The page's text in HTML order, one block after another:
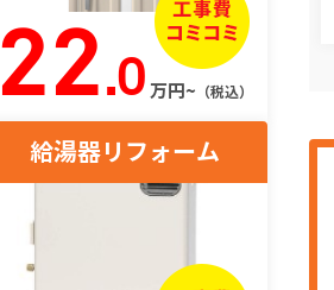
22.0 万円~ （税込）
給湯器リフォーム